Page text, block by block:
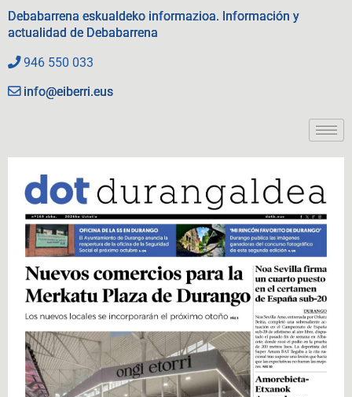
Debabarrena eskualdeko informazioa. Información y
actualidad de Debabarrena
946 550 033
info@eiberri.eus